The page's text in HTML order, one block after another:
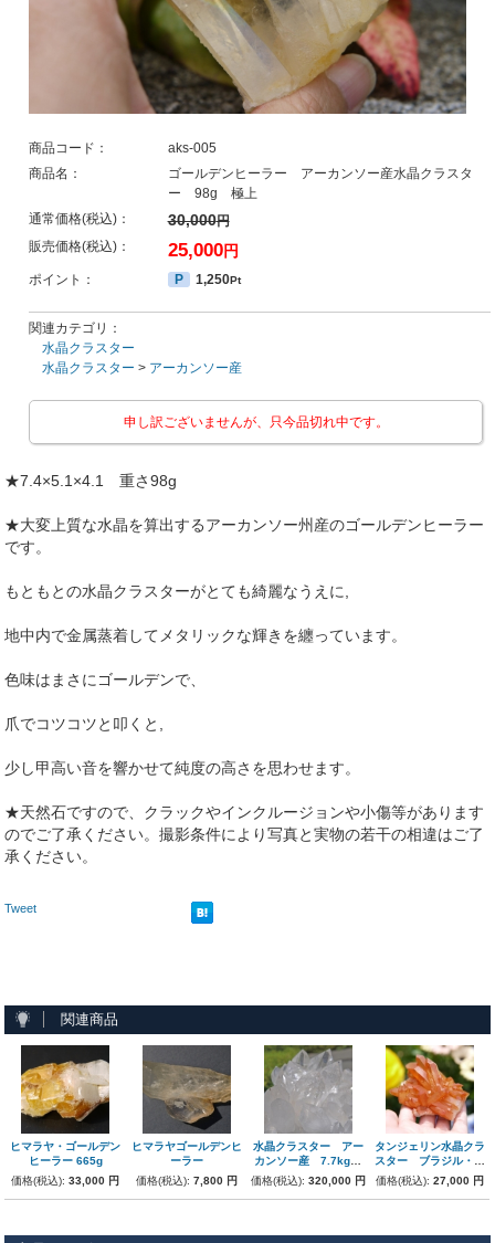
商品コード：
aks-005
商品名：
ゴールデンヒーラー アーカンソー産水晶クラスタ
ー 98g 極上
通常価格(税込)：
30,000円
販売価格(税込)： 25,000円
ポイント： P 1,250Pt
関連カテゴリ：
水晶クラスター
水晶クラスター > アーカンソー産
申し訳ございませんが、只今品切れ中です。
★7.4×5.1×4.1 重さ98g
★大変上質な水晶を算出するアーカンソー州産のゴールデンヒーラー
です。
もともとの水晶クラスターがとても綺麗なうえに,
地中内で金属蒸着してメタリックな輝きを纏っています。
色味はまさにゴールデンで、
爪でコツコツと叩くと,
少し甲高い音を響かせて純度の高さを思わせます。
★天然石ですので、クラックやインクルージョンや小傷等があります
のでご了承ください。撮影条件により写真と実物の若干の相違はご了
承ください。
Tweet
関連商品
ヒマラヤ・ゴールデン
ヒーラー 665g
価格(税込):33,000 円
ヒマラヤゴールデンヒ
ーラー
価格(税込):7,800 円
水晶クラスター アー
カンソー産 7.7kg
巨大!! 056
価格(税込): 320,000 円
タンジェリン水晶クラ
スター ブラジル・ミ
ナスジェライス産 極
上
価格(税込): 27,000 円